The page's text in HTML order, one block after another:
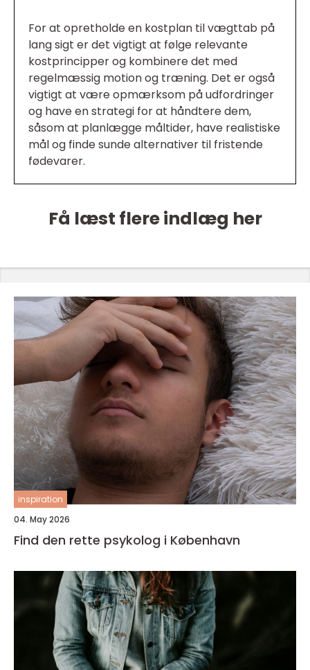
For at opretholde en kostplan til vægttab på
lang sigt er det vigtigt at følge relevante
kostprincipper og kombinere det med
regelmæssig motion og træning. Det er også
vigtigt at være opmærksom på udfordringer
og have en strategi for at håndtere dem,
såsom at planlægge måltider, have realistiske
mål og finde sunde alternativer til fristende
fødevarer.
Få læst flere indlæg her
inspiration
04. May 2026
Find den rette psykolog i København